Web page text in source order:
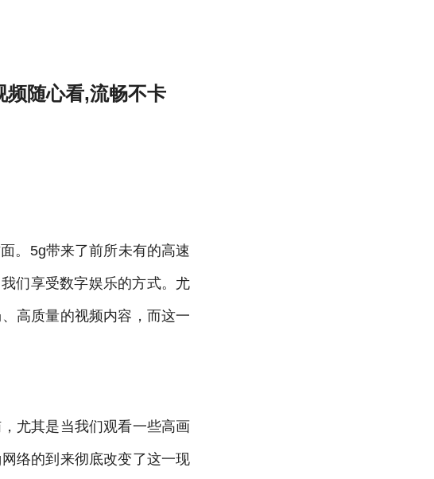
频随心看,流畅不卡
。5g带来了前所未有的高速
们享受数字娱乐的方式。尤
高质量的视频内容，而这一
尤其是当我们观看一些高画
络的到来彻底改变了这一现